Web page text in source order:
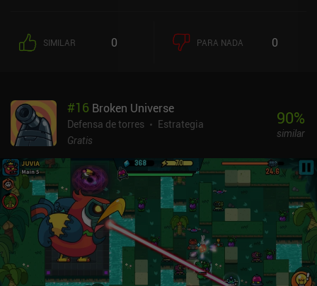
SIMILAR 0 PARA NADA 0
#16 Broken Universe
Defensa de torres
Estrategia
Gratis
90%
similar